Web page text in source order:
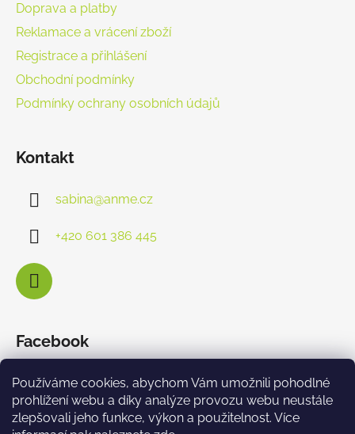
Používáme cookies, abychom Vám umožnili pohodlné
prohlížení webu a díky analýze provozu webu neustále
zlepšovali jeho funkce, výkon a použitelnost. Více
Doprava a platby
Reklamace a vrácení zboží
Registrace a přihlášení
Obchodní podmínky
Podmínky ochrany osobních údajů
Kontakt
sabina@anme.cz
+420 601 386 445
Facebook